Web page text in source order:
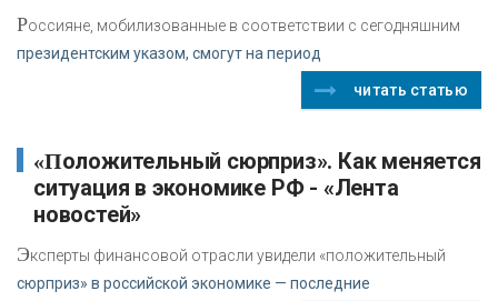
Россияне, мобилизованные в соответствии с сегодняшним
президентским указом, смогут на период
читать статью
«Положительный сюрприз». Как меняется
ситуация в экономике РФ - «Лента
новостей»
Эксперты финансовой отрасли увидели «положительный
сюрприз» в российской экономике — последние